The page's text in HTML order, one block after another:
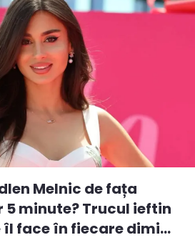
Melnic de fața
minute? Trucul ieftin
face în fiecare dimi...